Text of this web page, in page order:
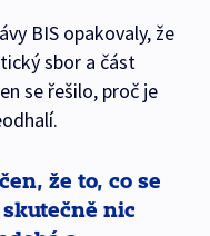
BIS opakovaly, že
sbor a část
se řešilo, proč je
že to, co se
nic